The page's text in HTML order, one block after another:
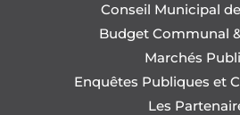
Conseil Municipal
Budget Communal
Marchés
Enquêtes Publiques et
Les